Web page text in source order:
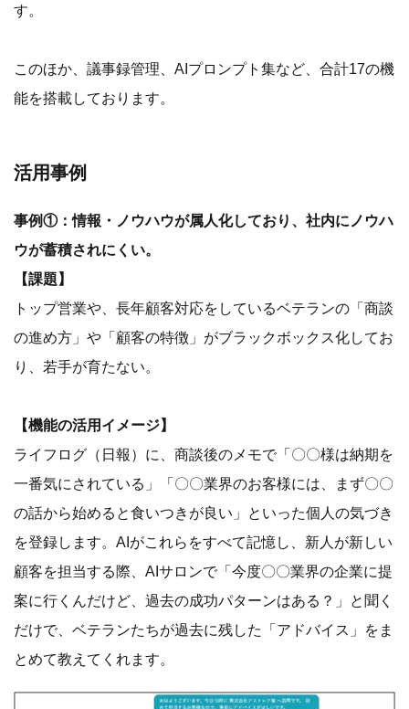
す。
このほか、議事録管理、AIプロンプト集など、合計17の機
能を搭載しております。
活用事例
事例①：情報・ノウハウが属人化しており、社内にノウハ
ウが蓄積されにくい。
【課題】
トップ営業や、長年顧客対応をしているベテランの「商談
の進め方」や「顧客の特徴」がブラックボックス化してお
り、若手が育たない。
【機能の活用イメージ】
ライフログ（日報）に、商談後のメモで「〇〇様は納期を
一番気にされている」「〇〇業界のお客様には、まず〇〇
の話から始めると食いつきが良い」といった個人の気づき
を登録します。AIがこれらをすべて記憶し、新人が新しい
顧客を担当する際、AIサロンで「今度〇〇業界の企業に提
案に行くんだけど、過去の成功パターンはある？」と聞く
だけで、ベテランたちが過去に残した「アドバイス」をま
とめて教えてくれます。